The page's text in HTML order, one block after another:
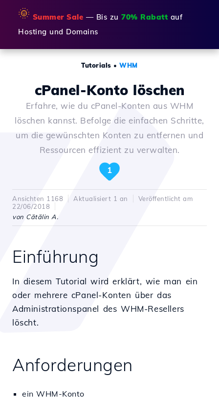
🌞 Summer Sale — Bis zu 70% Rabatt auf
Hosting und Domains
Tutorials •WHM
cPanel-Konto löschen
Erfahre, wie du cPanel-Konten aus WHM
löschen kannst. Befolge die einfachen Schritte,
um die gewünschten Konten zu entfernen und
Ressourcen effizient zu verwalten.
1
Ansichten 1168 Aktualisiert 1 an
Veröffentlicht am
22/06/2018
von Cătălin A.
Einführung
In diesem Tutorial wird erklärt, wie man ein
oder mehrere cPanel-Konten über das
Administrationspanel des WHM-Resellers
löscht.
Anforderungen
ein WHM-Konto